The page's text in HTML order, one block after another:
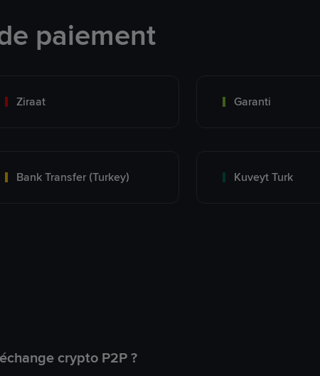
paiement
Ziraat Garanti
Bank Transfer (Turkey) Kuveyt Turk
crypto P2P ?